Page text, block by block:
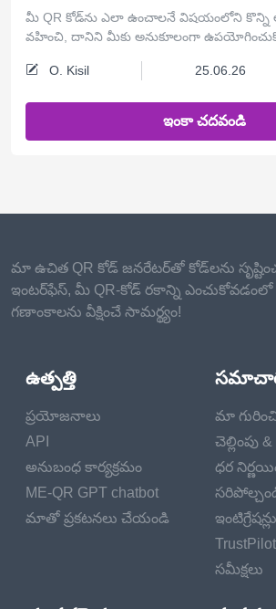
మీ QR కోడ్‌ను ఎలా ఉంచాలనే విషయంలోని కొన్ని
వహించి, దానిని మీకు అనుకూలంగా
O. Kisil 25.06.26
ఇంకా చదవండి
మా ఉచిత QR కోడ్ జనరేటర్‌తో కోడ్‌లను
ఇంటర్‌ఫేస్, మీ QR-కోడ్ రకాన్ని ఎంచుకోవడంలో
గణాంకాలను వీక్షించే సామర్థ్యం!
ఉత్పత్తి
ప్రయోజనాలు
API
అనుబంధ కార్యక్రమం
ME-QR GPT chatbot
మాతో ప్రకటనలు చేయండి
మా
చెల్లింపు
ధర
ఇంటిగ్రేషన్లు
TrustPilot
సమీక్షలు